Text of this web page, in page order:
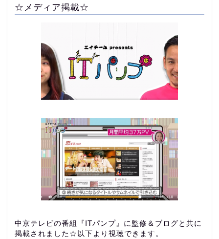
☆メディア掲載☆
中京テレビの番組『ITパンプ』に監修＆ブログと共に
掲載されました☆以下より視聴できます。